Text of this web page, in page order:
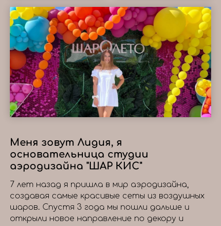
Меня зовут Лидия, я
основательница студии
аэродизайна "ШАР КИС"
7 лет назад я пришла в мир аэродизайна,
создавая самые красивые сеты из воздушных
шаров. Спустя 3 года мы пошли дальше и
открыли новое направление по декору и